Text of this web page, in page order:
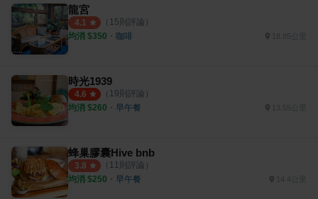
龍宮
4.1 （ 15則評論）
均消 $350 ・ 咖啡 18.85公里
時光1939
4.6 （ 19則評論）
均消 $260 ・ 早午餐 13.55公里
蜂巢膠囊Hive bnb
3.8 （ 11 則評論）
均消 $250 ・ 早午餐 14.4公里